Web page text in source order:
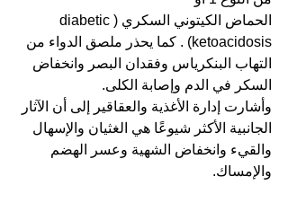
الحماض الكيتوني السكري (diabetic
ketoacidosis) . كما يحذر ملصق الدواء من
التهاب البنكرياس وفقدان البصر وانخفاض
السكر في الدم وإصابة الكلى.
وأشارت إدارة الأغذية والعقاقير إلى أن الآثار
الجانبية الأكثر شيوعًا هي الغثيان والإسهال
والقيء وانخفاض الشهية وعسر الهضم
والإمساك.